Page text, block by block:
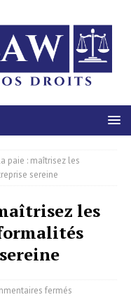
paie : maîtrisez les
sereine
les
fermés